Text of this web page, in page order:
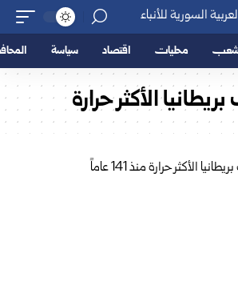
محليات اقتصاد سياسة
الأكثر حرارة